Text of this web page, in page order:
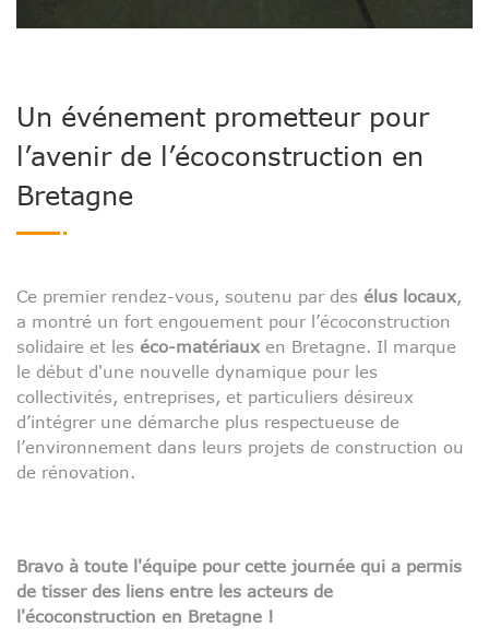
Un événement prometteur pour
l’avenir de l’écoconstruction en
Bretagne
Ce premier rendez-vous, soutenu par des élus locaux,
a montré un fort engouement pour l’écoconstruction
solidaire et les éco-matériaux en Bretagne. Il marque
le début d'une nouvelle dynamique pour les
collectivités, entreprises, et particuliers désireux
d’intégrer une démarche plus respectueuse de
l’environnement dans leurs projets de construction ou
de rénovation.
Bravo à toute l'équipe pour cette journée qui a permis
de tisser des liens entre les acteurs de
l'écoconstruction en Bretagne !